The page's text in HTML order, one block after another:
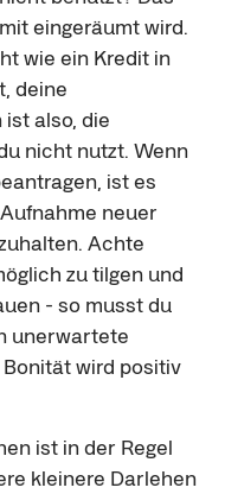
eingeräumt wird.
wie ein Kredit in
deine
also, die
nicht nutzt. Wenn
ist es
neuer
Achte
zu tilgen und
- so musst du
unerwartete
wird positiv
ist in der Regel
kleinere Darlehen